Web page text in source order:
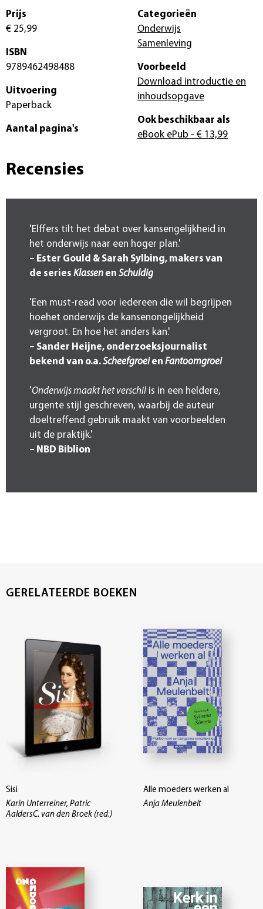
Prijs
€ 25,99
ISBN
9789462498488
Uitvoering
Paperback
Aantal pagina's
Categorieën
Onderwijs
Samenleving
Voorbeeld
Download introductie en
inhoudsopgave
Ook beschikbaar als
eBook ePub - € 13,99
Recensies
'Elffers tilt het debat over kansengelijkheid in
het onderwijs naar een hoger plan.'
– Ester Gould & Sarah Sylbing, makers van
de series Klassen en Schuldig
'Een must-read voor iedereen die wil begrijpen
hoehet onderwijs de kansenongelijkheid
vergroot. En hoe het anders kan.'
– Sander Heijne, onderzoeksjournalist
bekend van o.a.Scheefgroeien Fantoomgroei
'Onderwijs maakt het verschil is in een heldere,
urgente stijl geschreven, waarbij de auteur
doeltreffend gebruik maakt van voorbeelden
uit de praktijk.'
– NBD Biblion
GERELATEERDE BOEKEN
Sisi
Karin Unterreiner, Patric
AaldersC. van den Broek (red.)
Alle moeders werken al
Anja Meulenbelt